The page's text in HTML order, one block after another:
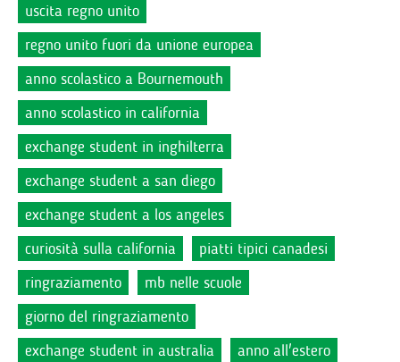
uscita regno unito
regno unito fuori da unione europea
anno scolastico a Bournemouth
anno scolastico in california
exchange student in inghilterra
exchange student a san diego
exchange student a los angeles
curiosità sulla california
piatti tipici canadesi
ringraziamento
mb nelle scuole
giorno del ringraziamento
exchange student in australia
anno all'estero